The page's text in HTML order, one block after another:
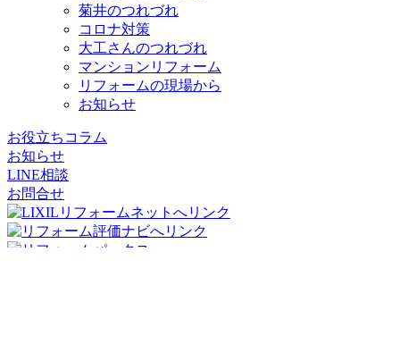
菊井のつれづれ
コロナ対策
大工さんのつれづれ
マンションリフォーム
リフォームの現場から
お知らせ
お役立ちコラム
お知らせ
LINE相談
お問合せ